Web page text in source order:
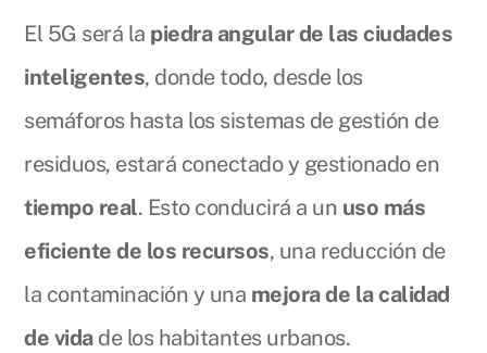
El 5G será la piedra angular de las ciudades
inteligentes, donde todo, desde los
semáforos hasta los sistemas de gestión de
residuos, estará conectado y gestionado en
tiempo real. Esto conducirá a un uso más
eficiente de los recursos, una reducción de
la contaminación y una mejora de la calidad
de vidade los habitantes urbanos.